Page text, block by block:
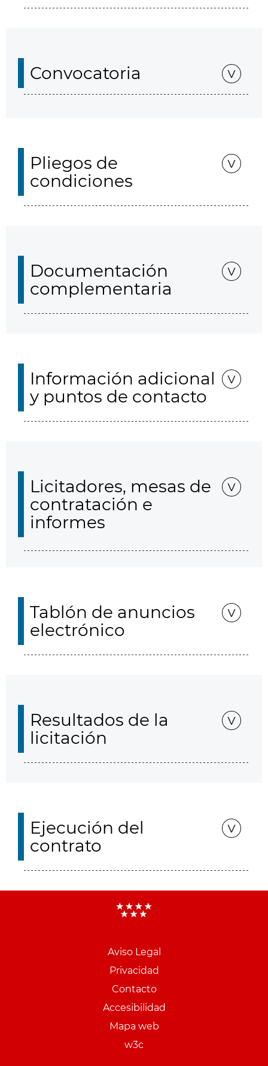
Convocatoria
Pliegos de
condiciones
Documentación
complementaria
Información adicional
y puntos de contacto
Licitadores, mesas de
contratación e
informes
Tablón de anuncios
electrónico
Resultados de la
licitación
Ejecución del
contrato
Aviso Legal
Privacidad
Contacto
Accesibilidad
Mapa web
w3c